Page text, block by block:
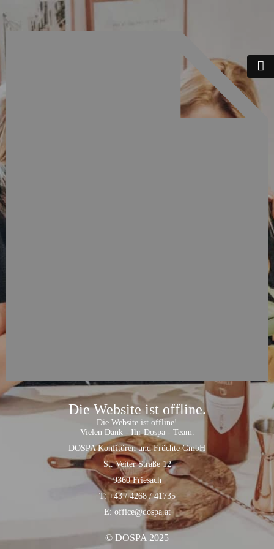
Die Website ist offline.
Die Website ist offline!
Vielen Dank - Ihr Dospa - Team.
DOSPA Konfitüren und Früchte GmbH
St. Veiter Straße 12
9360 Friesach
T: +43 / 4268 / 41735
E: office@dospa.at
© DOSPA 2025